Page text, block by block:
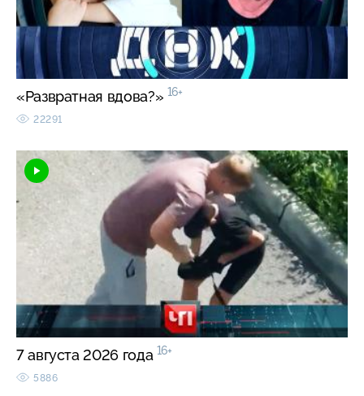
«Развратная вдова?» 16+
22291
7 августа 2026 года 16+
5886